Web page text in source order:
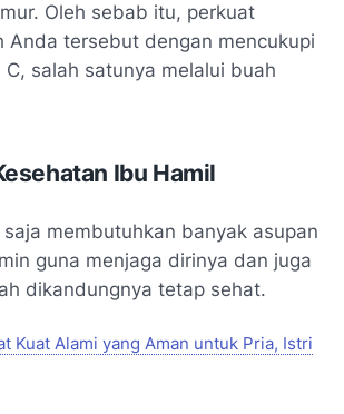
Oleh sebab itu, perkuat
Anda tersebut dengan mencukupi
salah satunya melalui buah
Ibu Hamil
membutuhkan banyak asupan
guna menjaga dirinya dan juga
dikandungnya tetap sehat.
Kuat Alami yang Aman untuk Pria, Istri